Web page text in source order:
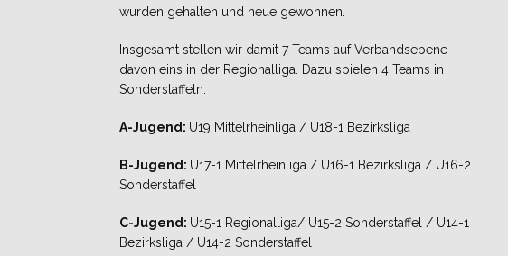
wurden gehalten und neue gewonnen.
Insgesamt stellen wir damit 7 Teams auf Verbandsebene –
davon eins in der Regionalliga. Dazu spielen 4 Teams in
Sonderstaffeln.
A-Jugend: U19 Mittelrheinliga / U18-1 Bezirksliga
B-Jugend: U17-1 Mittelrheinliga / U16-1 Bezirksliga / U16-2
Sonderstaffel
C-Jugend: U15-1 Regionalliga/ U15-2 Sonderstaffel / U14-1
Bezirksliga / U14-2 Sonderstaffel